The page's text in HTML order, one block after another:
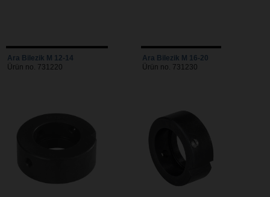
Ara Bilezik M 12-14
Ürün no. 731220
Ara Bilezik M 16-20
Ürün no. 731230